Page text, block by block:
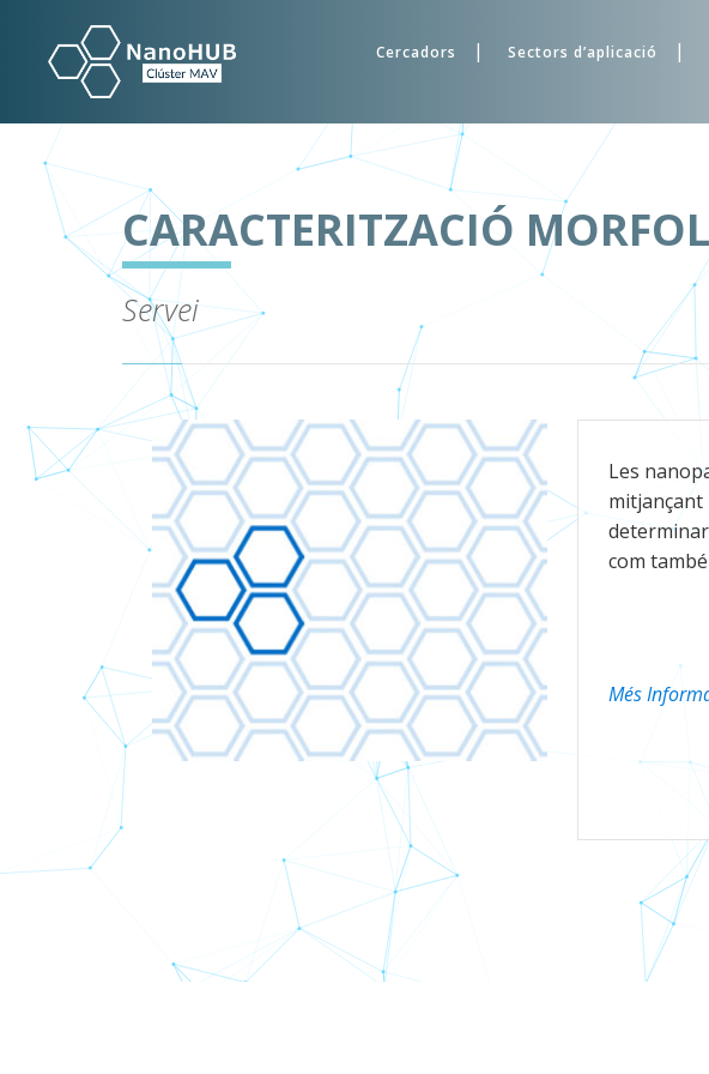
Cercadors Sectors d’aplicació
CARACTERITZACIÓ
Servei
Les
mitjançant
com
Més